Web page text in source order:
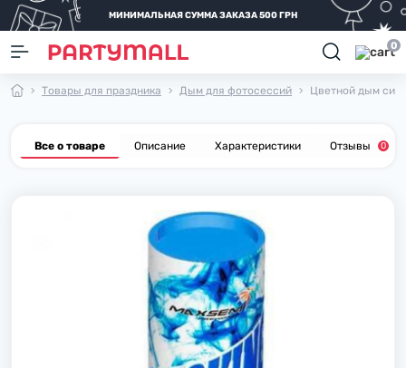
МИНИМАЛЬНАЯ СУММА ЗАКАЗА 500 ГРН
0
Товары для праздника Дым для фотосессий Цветной дым
Все о товаре Описание Характеристики Отзывы 0